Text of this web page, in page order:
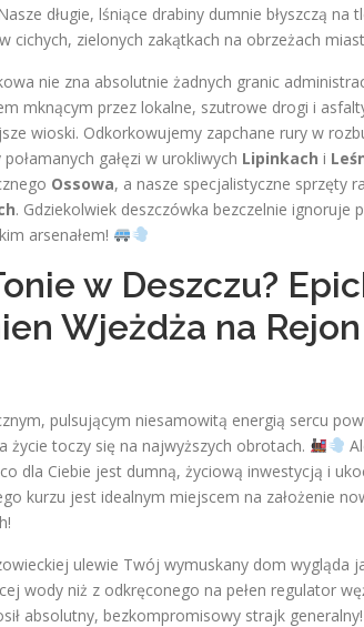
długie, lśniące drabiny dumnie błyszczą na
cichych, zielonych zakątkach na obrzeżach
nie zna absolutnie żadnych granic
mknącym przez lokalne, szutrowe drogi i
wioski. Odkorkowujemy zapchane rury w
gałęzi w urokliwych Lipinkach i
Ossowa, a nasze specjalistyczne sprzęty
. Gdziekolwiek deszczówka bezczelnie ignoruje
arsenałem!
w Deszczu?
Wjeżdża na Rejon
pulsującym niesamowitą energią sercu
życie toczy się na najwyższych obrotach.
dla Ciebie jest dumną, życiową inwestycją i
kurzu jest idealnym miejscem na założenie
ulewie Twój wymuskany dom wygląda
wody niż z odkręconego na pełen regulator
absolutny, bezkompromisowy strajk